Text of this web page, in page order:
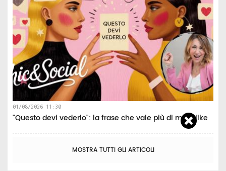
01/08/2026 11:30
"Questo devi vederlo": la frase che vale più di mille like
MOSTRA TUTTI GLI ARTICOLI